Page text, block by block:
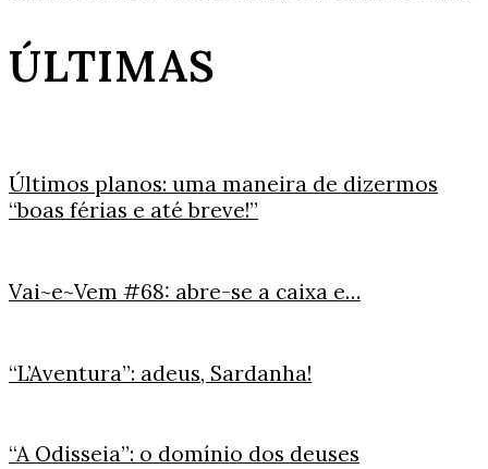
ÚLTIMAS
Últimos planos: uma maneira de dizermos
“boas férias e até breve!”
Vai~e~Vem #68: abre-se a caixa e…
“L’Aventura”: adeus, Sardanha!
“A Odisseia”: o domínio dos deuses